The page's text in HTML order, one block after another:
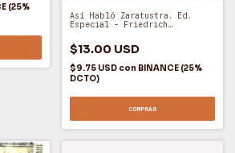
(25%
Así Habló Zaratustra. Ed.
Especial - Friedrich
$13.00 USD
$9.75 USD con BINANCE (25%
DCTO)
COMPRAR